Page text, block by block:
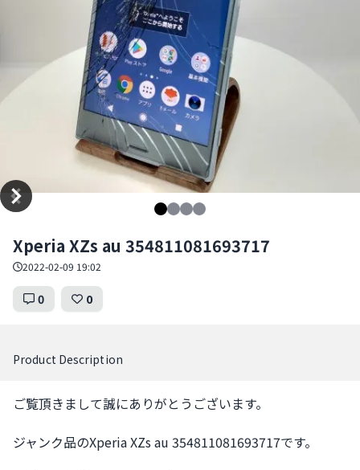
Xperia XZs au 354811081693717
2022-02-09 19:02
0 0
Product Description
ご覧頂きまして誠にありがとうございます。
ジャンク品のXperia XZs au 354811081693717です。